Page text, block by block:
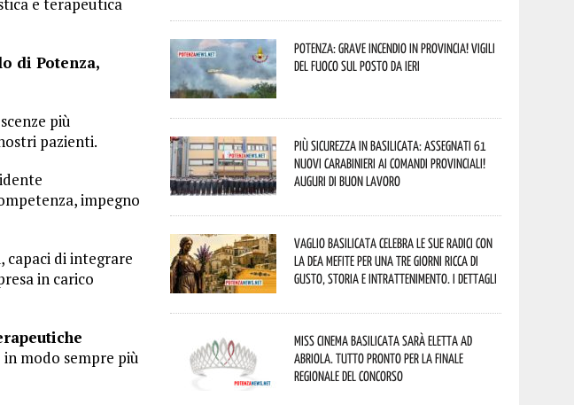
di Potenza,
più
pazienti.
impegno
capaci di integrare
in carico
modo sempre più
Potenza: grave incendio in Provincia! Vigili
del fuoco sul posto da ieri
Più sicurezza in Basilicata: assegnati 61
nuovi Carabinieri ai Comandi provinciali!
Auguri di buon lavoro
Vaglio Basilicata celebra le sue radici con
la Dea Mefite per una tre giorni ricca di
gusto, storia e intrattenimento. I dettagli
Miss Cinema Basilicata sarà eletta ad
Abriola. Tutto pronto per la finale
regionale del concorso